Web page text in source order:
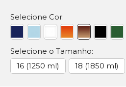
Selecione Cor:
Selecione o Tamanho:
16 (1250 ml)
18 (1850 ml)